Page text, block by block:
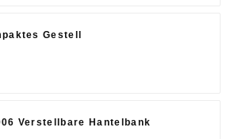
Gestell
Verstellbare Hantelbank